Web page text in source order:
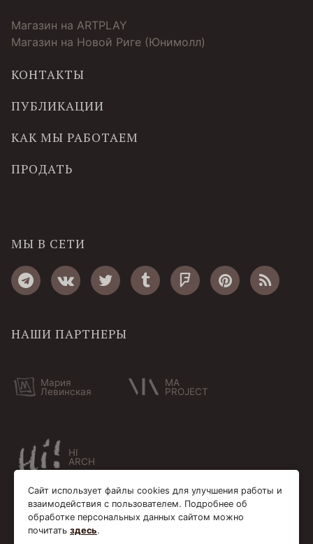
Магазин на ARTPLAY
Магазин на Новой Риге (Юнимолл)
КОНТАКТЫ
ПУБЛИКАЦИИ
КАК МЫ РАБОТАЕМ
ПРОДАТЬ
МЫ В СЕТИ
НАШИ ПАРТНЕРЫ
Мария
Левинская
MA
PROJECT
HI
ARCH
Сайт использует файлы cookies для улучшения работы и
взаимодействия с пользователем. Подробнее об
обработке персональных данных сайтом можно
почитать здесь.